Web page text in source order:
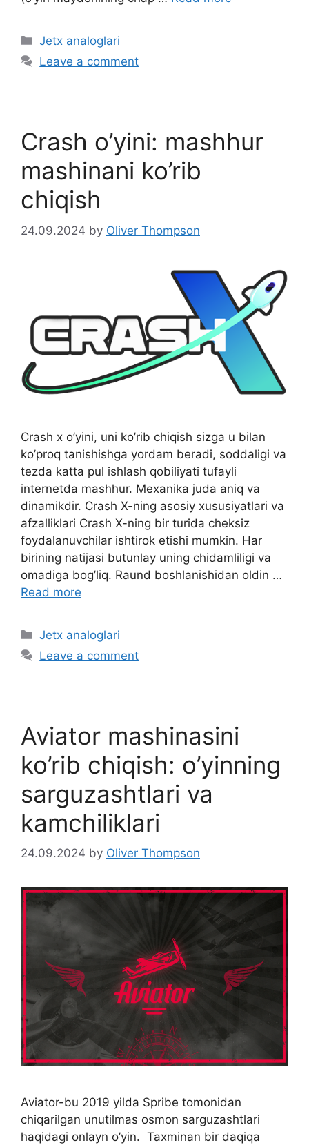
C
a
r
e
s
Jetx analoglari
Leave a comment
Crash o’yini: mashhur
mashinani ko’rib
chiqish
24.09.2024 by Oliver Thompson
Crash x o’yini, uni ko’rib chiqish sizga u bilan
ko’proq tanishishga yordam beradi, soddaligi va
tezda katta pul ishlash qobiliyati tufayli
internetda mashhur. Mexanika juda aniq va
dinamikdir. Crash X-ning asosiy xususiyatlari va
afzalliklari Crash X-ning bir turida cheksiz
foydalanuvchilar ishtirok etishi mumkin. Har
birining natijasi butunlay uning chidamliligi va
omadiga bog’liq. Raund boshlanishidan oldin …
Read more
C
a
r
e
s
Jetx analoglari
Leave a comment
Aviator mashinasini
ko’rib chiqish: o’yinning
sarguzashtlari va
kamchiliklari
24.09.2024 by Oliver Thompson
Aviator-bu 2019 yilda Spribe tomonidan
chiqarilgan unutilmas osmon sarguzashtlari
haqidagi onlayn o’yin. Taxminan bir daqiqa